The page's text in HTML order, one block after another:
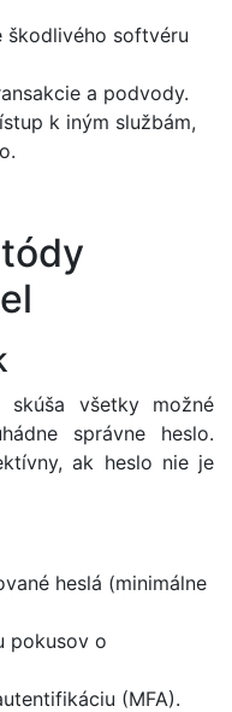
škodlivého softvéru
a podvody.
k iným službám,
všetky možné
správne heslo.
ak heslo nie je
heslá (minimálne
pokusov o
(MFA).